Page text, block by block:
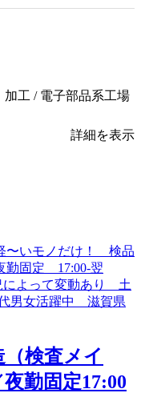
加工 / 電子部品系工場
詳細を表示
（検査メイ
勤固定17:00